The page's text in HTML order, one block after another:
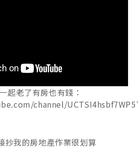
起老了有房也有錢：
channel/
抄我的房地產作業很划算